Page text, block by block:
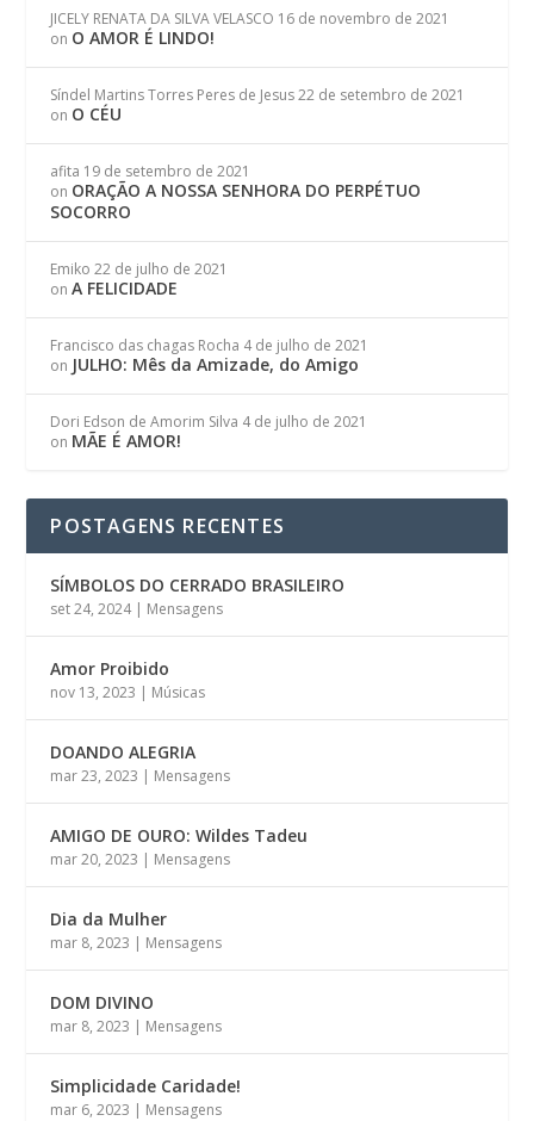
JICELY RENATA DA SILVA VELASCO 16 de novembro de 2021
on O AMOR É LINDO!
Síndel Martins Torres Peres de Jesus 22 de setembro de 2021
on O CÉU
afita 19 de setembro de 2021
on ORAÇÃO A NOSSA SENHORA DO PERPÉTUO
SOCORRO
Emiko 22 de julho de 2021
onA FELICIDADE
Francisco das chagas Rocha 4 de julho de 2021
on JULHO: Mês da Amizade, do Amigo
Dori Edson de Amorim Silva 4 de julho de 2021
on MÃE É AMOR!
POSTAGENS RECENTES
SÍMBOLOS DO CERRADO BRASILEIRO
set 24, 2024| Mensagens
Amor Proibido
nov 13, 2023 | Músicas
DOANDO ALEGRIA
mar 23, 2023 | Mensagens
AMIGO DE OURO: Wildes Tadeu
mar 20, 2023 | Mensagens
Dia da Mulher
mar 8, 2023 | Mensagens
DOM DIVINO
mar 8, 2023 | Mensagens
Simplicidade Caridade!
mar 6, 2023 | Mensagens